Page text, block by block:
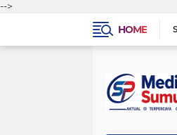
-->
HOME